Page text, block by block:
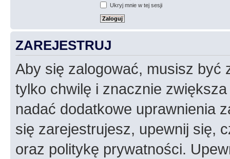
Ukryj mnie w tej sesji
ZAREJESTRUJ
Aby się zalogować, musisz być
tylko chwilę i znacznie
nadać dodatkowe uprawnienia
się zarejestrujesz, upewnij się,
oraz politykę prywatności.